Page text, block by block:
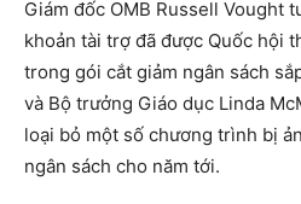
Giám đốc OMB Russell Vought
khoản tài trợ đã được Quốc hội
trong gói cắt giảm ngân sách
và Bộ trưởng Giáo dục Linda
loại bỏ một số chương trình bị
ngân sách cho năm tới.